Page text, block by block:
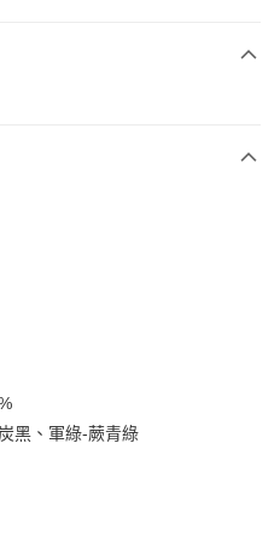
大用戶可立即使用無須另外申請。
單成立後會自動跳轉到大哥付的交易
期數、繳款截止日，確認付款後即完
付款」的支付方式。 讓您購物簡單
黑、軍綠-蕨青綠